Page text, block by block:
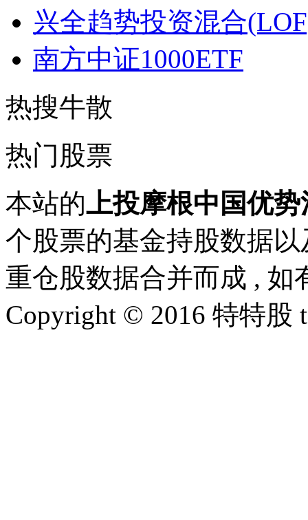
兴全趋势投资混合
南方中证1000ETF
热搜牛散
热门股票
本站的上投摩根中国优势
个股票的基金持股数据
重仓股数据合并而成 , 如
Copyright © 2016 特特股